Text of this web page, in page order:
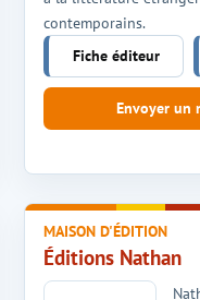
contemporains.
Fiche éditeur
Envoyer un
MAISON D'ÉDITION
Éditions Nathan